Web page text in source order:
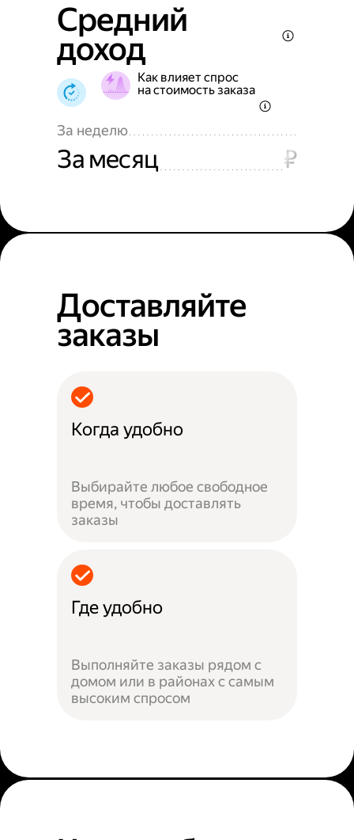
Средний
доход
Как влияет спрос
на стоимость заказа
За неделю
За месяц ₽
Доставляйте
заказы
Когда удобно
Выбирайте любое свободное
время, чтобы доставлять
заказы
Где удобно
Выполняйте заказы рядом с
домом или в районах с самым
высоким спросом